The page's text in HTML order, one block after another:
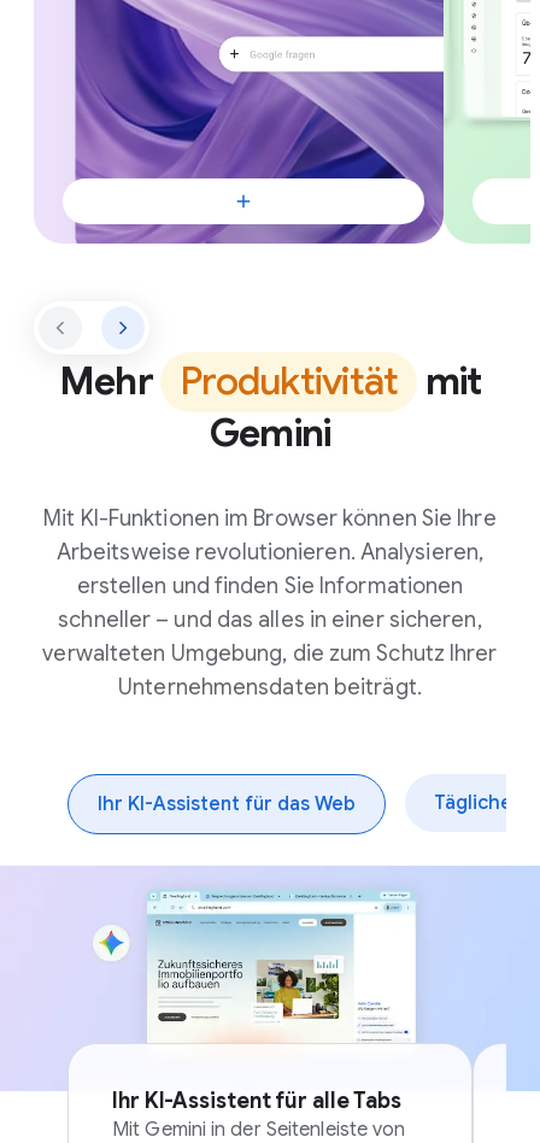
Mehr Produktivität
mit
Gemini
Mit KI-Funktionen im Browser können Sie Ihre
Arbeitsweise revolutionieren. Analysieren,
erstellen und finden Sie Informationen
schneller – und das alles in einer sicheren,
verwalteten Umgebung, die zum Schutz Ihrer
Unternehmensdaten beiträgt.
Ihr KI-Assistent für das Web Tägliche
Ihr KI-Assistent für alle Tabs
Mit Gemini in der Seitenleiste von